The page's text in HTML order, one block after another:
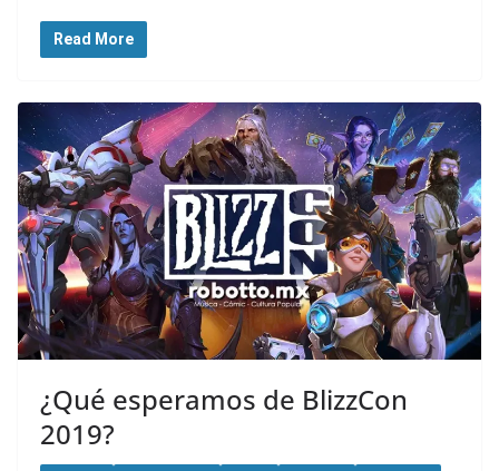
Read More
¿Qué esperamos de BlizzCon
2019?